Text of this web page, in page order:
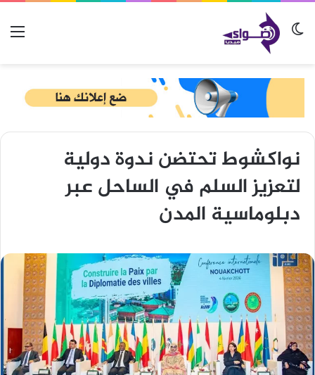
الوضع المظلم
نواكشوط تحتضن ندوة دولية
لتعزيز السلم في الساحل عبر
دبلوماسية المدن